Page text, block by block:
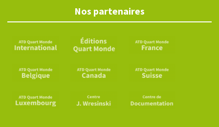
Nos partenaires